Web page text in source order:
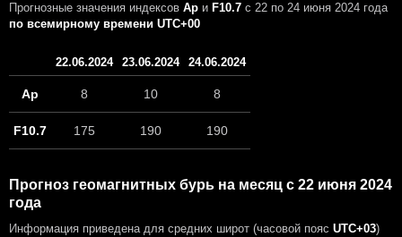
Прогнозные значения индексов Ap и F10.7 с 22 по 24 июня 2024 года
по всемирному времени UTC+00
22.06.2024 23.06.2024 24.06.2024
Ap 8 10 8
F10.7 175 190 190
Прогноз геомагнитных бурь на месяц с 22 июня 2024
года
Информация приведена для средних широт (часовой пояс UTC+03)